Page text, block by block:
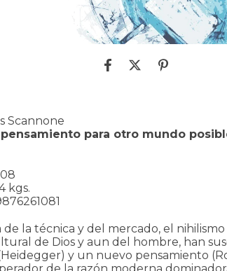
Scannone
para otro mundo
kgs.
de la técnica y del mercado, el nihilismo
de Dios y aun del hombre, han
y un nuevo pensamiento